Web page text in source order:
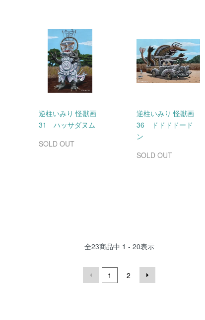
逆柱いみり 怪獣画
31 ハッサダヌム
SOLD OUT
逆柱いみり 怪獣画
36 ドドドドード
ン
SOLD OUT
全23商品中 1 - 20表示
1 2